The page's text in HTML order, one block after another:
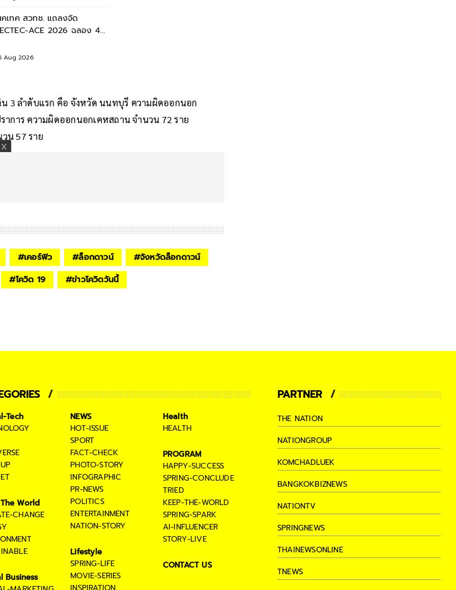
คเทค สวทช. แถลงจัด
ACE 2026 ฉลอง 40
Aug 2026
3 ลำดับแรก คือ จังหวัด นนทบุรี ความผิดออกนอก
การ ความผิดออกนอกเคหสถาน จำนวน 72 ราย
น 57 ราย
#เคอร์ฟิว​ #ล็อกดาวน์ #จังหวัดล็อกดาวน์
#โควิด 19 #ข่าวโควิดวันนี้
Tech
World
CHANGE
Business
NEWS
HOT-ISSUE
SPORT
FACT-CHECK
PHOTO-STORY
INFOGRAPHIC
PR-NEWS
POLITICS
ENTERTAINMENT
NATION-STORY
Lifestyle
SPRING-LIFE
MOVIE-SERIES
Health
HEALTH
PROGRAM
HAPPY-SUCCESS
SPRING-CONCLUDE
TRIED
KEEP-THE-WORLD
SPRING-SPARK
AI-INFLUENCER
STORY-LIVE
CONTACT US
PARTNER
THE NATION
NATIONGROUP
KOMCHADLUEK
BANGKOKBIZNEWS
NATIONTV
SPRINGNEWS
THAINEWSONLINE
TNEWS